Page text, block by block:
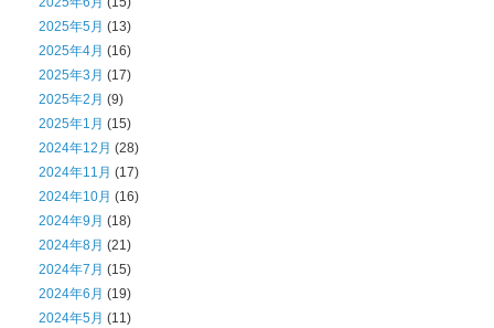
2025年5月 (13)
2025年4月 (16)
2025年3月 (17)
2025年2月 (9)
2025年1月 (15)
2024年12月 (28)
2024年11月 (17)
2024年10月 (16)
2024年9月 (18)
2024年8月 (21)
2024年7月 (15)
2024年6月 (19)
2024年5月 (11)